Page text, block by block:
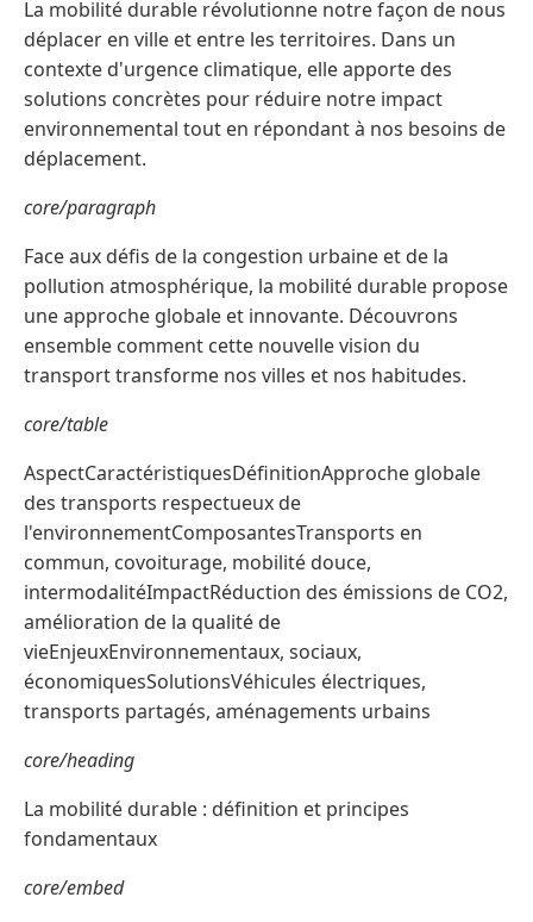
La mobilité durable révolutionne notre façon de nous
déplacer en ville et entre les territoires. Dans un
contexte d'urgence climatique, elle apporte des
solutions concrètes pour réduire notre impact
environnemental tout en répondant à nos besoins de
déplacement.
core/paragraph
Face aux défis de la congestion urbaine et de la
pollution atmosphérique, la mobilité durable propose
une approche globale et innovante. Découvrons
ensemble comment cette nouvelle vision du
transport transforme nos villes et nos habitudes.
core/table
AspectCaractéristiquesDéfinitionApproche globale
des transports respectueux de
l'environnementComposantesTransports en
commun, covoiturage, mobilité douce,
intermodalitéImpactRéduction des émissions de CO2,
amélioration de la qualité de
vieEnjeuxEnvironnementaux, sociaux,
économiquesSolutionsVéhicules électriques,
transports partagés, aménagements urbains
core/heading
La mobilité durable : définition et principes
fondamentaux
core/embed